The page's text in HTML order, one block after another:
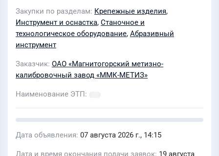
Закупки по разделам Крепежные изделия,
Инструмент и оснастка, Станочное и
технологическое оборудование, Абразивный
инструмент
Заказчик ОАО «Магнитогорский метизно-
калибровочный завод «ММК-МЕТИЗ»
Наименование ЭТП
Дата объявления 07 августа 2026 г., 14:15
Дата и время окончания подачи заявок 19 августа